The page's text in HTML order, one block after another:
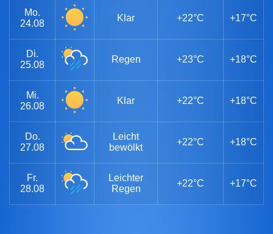
Mo.
24.08
Klar +22°C +17°C
Di.
25.08
Regen +23°C +18°C
Mi.
26.08
Klar +22°C +18°C
Do.
27.08
Leicht
bewölkt
+22°C +18°C
Fr.
28.08
Leichter
Regen
+22°C +17°C